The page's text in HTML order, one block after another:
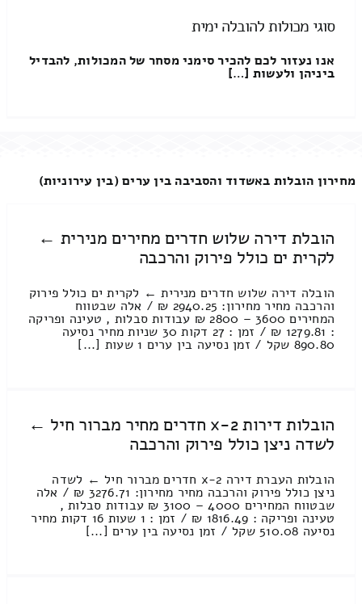
סוגי מכולות להובלה ימית
אנו נעזור לכם להכיר סימני מסחר של המכולות, להבדיל
ביניהן ולעשות […]
מחירון הובלות באשדוד והסביבה בין ערים (בין עירוניות)
הובלת דירה שלוש חדרים מחירים מנירית ←
לקרית ים כולל פירוק והרכבה
הובלה דירה שלוש חדרים מנירית ← לקרית ים כולל פירוק
והרכבה מחיר מחירון: 2940.25 ₪ / אלה שבטווח
המחירים 3600 – 2800 ₪ עבודות סבלות , טעינה ופריקה
: 1279.81 ₪ / זמן : 27 דקות 30 שניות מחיר נסיעה
890.80 שקל / זמן נסיעה בין ערים 1 שעות [...]
הובלות דירות 2-x חדרים מחיר מברור חיל ←
לשדה ניצן כולל פירוק והרכבה
הובלות העברת דירה 2-x חדרים מברור חיל ← לשדה
ניצן כולל פירוק והרכבה מחיר מחירון: 3276.71 ₪ / אלה
שבטווח המחירים 4000 – 3100 ₪ עבודות סבלות ,
טעינה ופריקה : 1816.49 ₪ / זמן : 1 שעות 16 דקות מחיר
נסיעה 510.08 שקל / זמן נסיעה בין ערים [...]